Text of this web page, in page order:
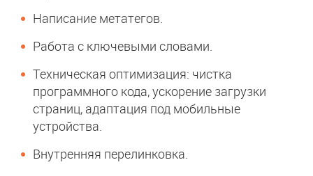
Написание метатегов.
Работа с ключевыми словами.
Техническая оптимизация: чистка
программного кода, ускорение загрузки
страниц, адаптация под мобильные
устройства.
Внутренняя перелинковка.